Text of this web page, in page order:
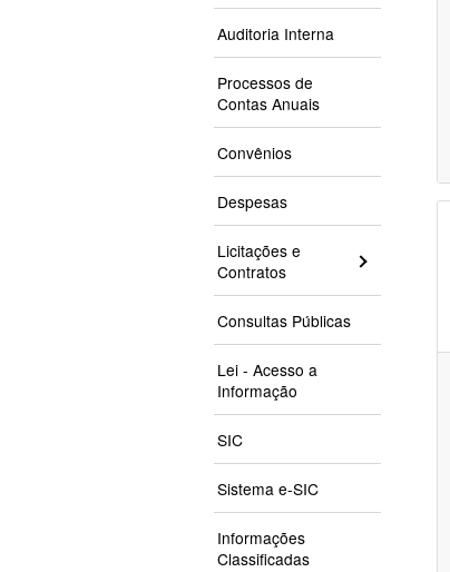
Auditoria Interna
Processos de
Contas Anuais
Convênios
Despesas
Licitações e
Contratos
Consultas Públicas
Lei - Acesso a
Informação
SIC
Sistema e-SIC
Informações
Classificadas